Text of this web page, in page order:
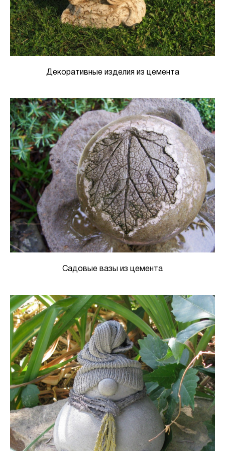
Декоративные изделия из цемента
Садовые вазы из цемента